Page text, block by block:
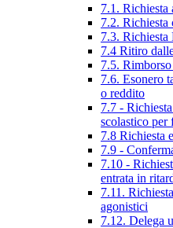
7.1. Richiesta
7.2. Richiesta
7.3. Richiesta
7.4 Ritiro
7.5.
7.6. Esonero
o reddito
7.7 -
scolastico per
7.8 Richiesta
7.9 -
7.10 -
entrata in
7.11.
agonistici
7.12. Delega